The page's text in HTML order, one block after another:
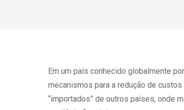
Em um país conhecido globalmente
mecanismos para a redução de
“importados” de outros países, onde